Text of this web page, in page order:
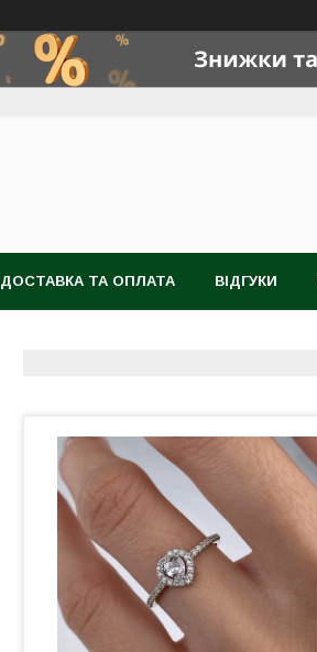
ДОСТАВКА ТА ОПЛАТА ВІДГУКИ